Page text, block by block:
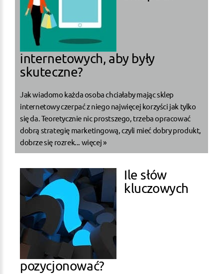
internetowych, aby były
skuteczne?
Jak wiadomo każda osoba chciałaby mając sklep
internetowy czerpać z niego najwięcej korzyści jak tylko
się da. Teoretycznie nic prostszego, trzeba opracować
dobrą strategię marketingową, czyli mieć dobry produkt,
dobrze się rozrek... więcej »
Ile słów
kluczowych
pozycjonować?